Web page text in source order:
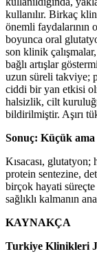
kullanılır. Birkaç
önemli faydalarının
boyunca oral
son klinik
bağlı artışlar
uzun süreli takviye;
ciddi bir yan etkisi
halsizlik, cilt
bildirilmiştir. Aşırı
Sonuç: Küçük
Kısacası,
protein sentezine,
birçok hayati
sağlıklı kalmanın
KAYNAKÇA
Turkiye Klinikleri J